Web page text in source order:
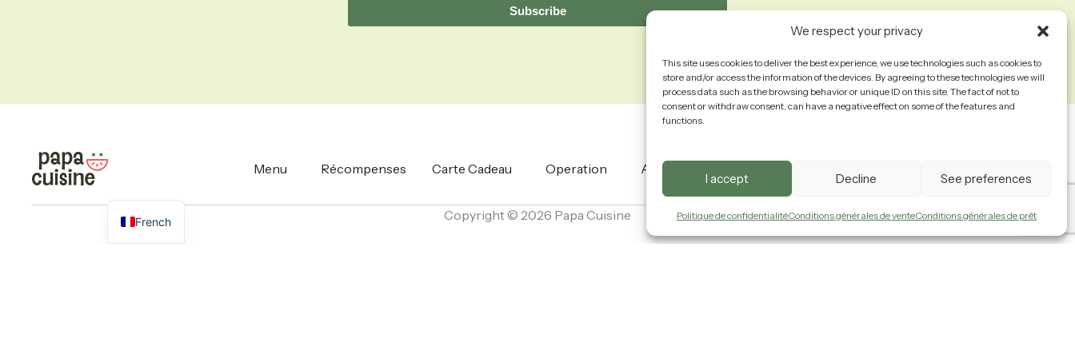
We respect your privacy
This site uses cookies to deliver the best experience, we use technologies such as cookies to
store and/or access the information of the devices. By agreeing to these technologies we will
process data such as the browsing behavior or unique ID on this site. The fact of not to
consent or withdraw consent, can have a negative effect on some of the features and
functions.
I accept Decline See preferences
Politique de confidentialitéConditions générales de venteConditions générales de prêt
Subscribe
Menu Récompenses Carte Cadeau Operation About
Copyright © 2026 Papa Cuisine
French